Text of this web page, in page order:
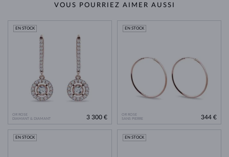
VOUS POURRIEZ AIMER AUSSI
OR ROSE
DIAMANT & DIAMANT
EN STOCK
3 300 €
OR ROSE
SANS PIERRE
EN STOCK
344 €
EN STOCK EN STOCK